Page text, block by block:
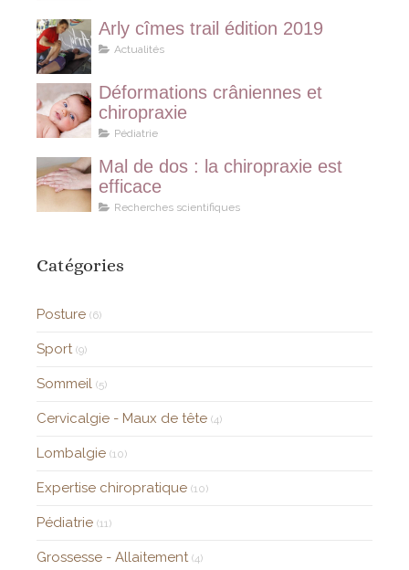
Arly cîmes trail édition 2019
Actualités
Déformations crâniennes et
chiropraxie
Pédiatrie
Mal de dos : la chiropraxie est
efficace
Recherches scientifiques
Catégories
Posture (6)
Sport (9)
Sommeil (5)
Cervicalgie - Maux de tête (4)
Lombalgie (10)
Expertise chiropratique (10)
Pédiatrie (11)
Grossesse - Allaitement (4)